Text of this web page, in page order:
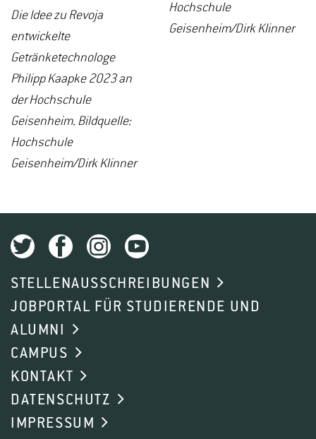
Die Idee zu Revoja
entwickelte
Getränketechnologe
Philipp Kaapke 2023 an
der Hochschule
Geisenheim. Bildquelle:
Hochschule
Geisenheim/Dirk Klinner
Hochschule
Geisenheim/Dirk Klinner
STELLENAUSSCHREIBUNGEN
JOBPORTAL FÜR STUDIERENDE UND
ALUMNI
CAMPUS
KONTAKT
DATENSCHUTZ
IMPRESSUM